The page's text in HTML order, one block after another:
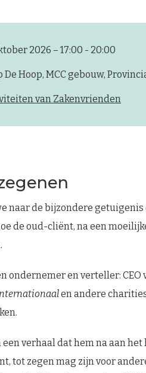
2026 – 17:00 - 20:00
De Hoop, MCC gebouw,
van Zakenvrienden
naar de bijzondere getuigenis
de oud-cliënt, na een
ondernemer en verteller: CEO
en andere
verhaal dat hem na aan
tot zegen mag zijn voor